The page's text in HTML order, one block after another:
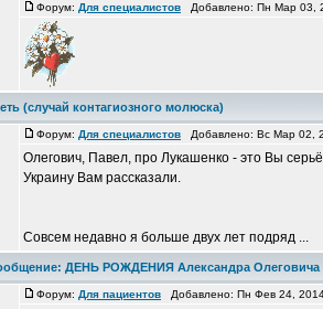
Форум: Для специалистов Добавлено: Пн Мар 03,
(случай контагиозного молюска)
Форум: Для специалистов Добавлено: Вс Мар 02,
Олегович, Павел, про Лукашенко - это Вы
Украину Вам рассказали.
Совсем недавно я больше двух лет подряд ...
ДЕНЬ РОЖДЕНИЯ Александра Олеговича
Форум: Для пациентов Добавлено: Пн Фев 24,